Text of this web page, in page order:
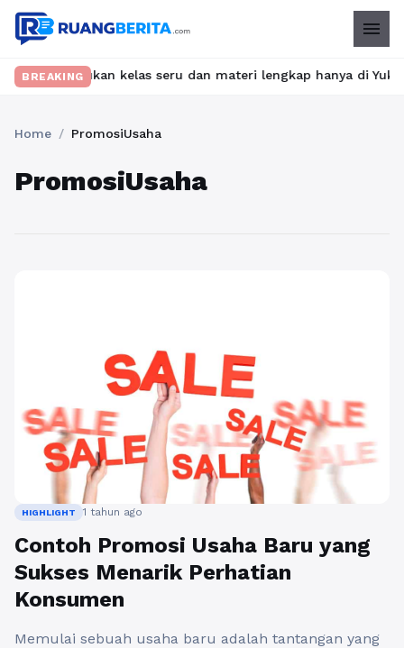
menu
BREAKINGkelas seru dan materi lengkap hanya di
Home / PromosiUsaha
PromosiUsaha
HIGHLIGHT 1 tahun ago
Contoh Promosi Usaha Baru yang
Sukses Menarik Perhatian
Konsumen
Memulai sebuah usaha baru adalah tantangan yang